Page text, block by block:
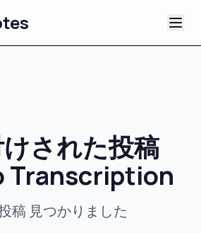
AI動画ノート
チュートリアル
について
された投稿
Transcription
稿 見つかりました